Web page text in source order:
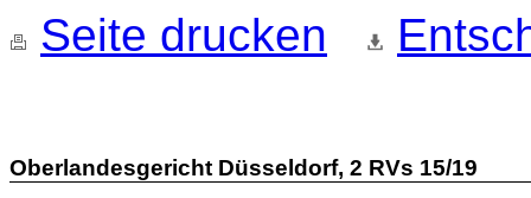
Seite drucken
Oberlandesgericht Düsseldorf, 2 RVs 15/19